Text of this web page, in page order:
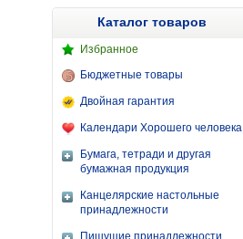
Каталог товаров
Избранное
Бюджетные товары
Двойная гарантия
Календари Хорошего человека
Бумага, тетради и другая
бумажная продукция
Канцелярские настольные
принадлежности
Пишущие принадлежности